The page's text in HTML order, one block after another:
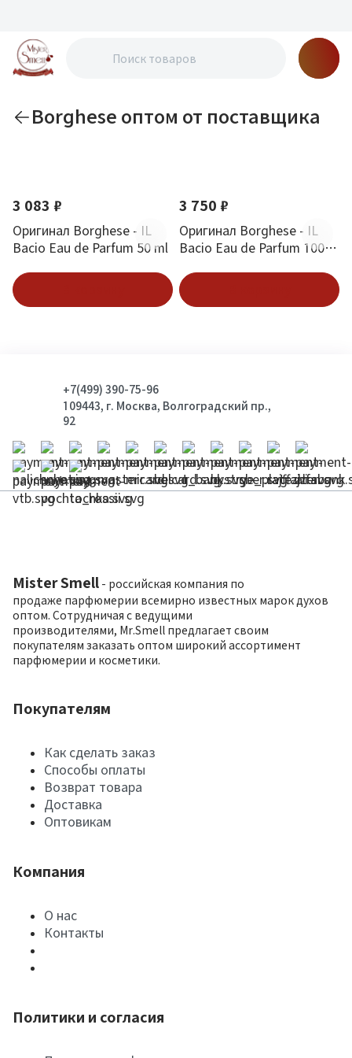
Borghese оптом от поставщика
3 083 ₽
Оригинал Borghese - IL
Bacio Eau de Parfum 50 ml
3 750 ₽
Оригинал Borghese - IL
Bacio Eau de Parfum 100
+7(499) 390-75-96
109443, г. Москва, Волгоградский пр.,
92
Mister Smell - российская компания по
продаже парфюмерии всемирно известных марок духов
оптом. Сотрудничая с ведущими
производителями, Mr.Smell предлагает своим
покупателям заказать оптом широкий ассортимент
парфюмерии и косметики.
Покупателям
Как сделать заказ
Способы оплаты
Возврат товара
Доставка
Оптовикам
Компания
О нас
Контакты
Политики и согласия